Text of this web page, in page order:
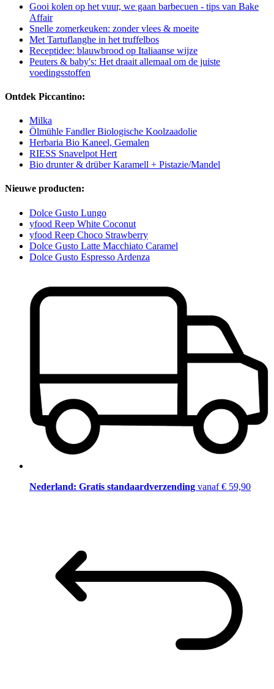
Gooi kolen op het vuur, we gaan barbecuen - tips van Bake
Affair
Snelle zomerkeuken: zonder vlees & moeite
Met Tartuflanghe in het truffelbos
Receptidee: blauwbrood op Italiaanse wijze
Peuters & baby's: Het draait allemaal om de juiste
voedingsstoffen
Ontdek Piccantino:
Milka
Ölmühle Fandler Biologische Koolzaadolie
Herbaria Bio Kaneel, Gemalen
RIESS Snavelpot Hert
Bio drunter & drüber Karamell + Pistazie/Mandel
Nieuwe producten:
Dolce Gusto Lungo
yfood Reep White Coconut
yfood Reep Choco Strawberry
Dolce Gusto Latte Macchiato Caramel
Dolce Gusto Espresso Ardenza
Nederland: Gratis standaardverzending vanaf € 59,90